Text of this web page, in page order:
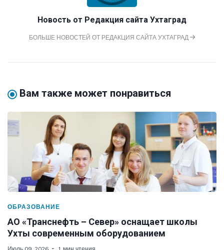
Новость от Редакция сайта Ухтаград
БОЛЬШЕ НОВОСТЕЙ ОТ РЕДАКЦИЯ САЙТА УХТАГРАД
Вам также может понравиться
ОБРАЗОВАНИЕ
АО «Транснефть – Север» оснащает школы
Ухты современным оборудованием